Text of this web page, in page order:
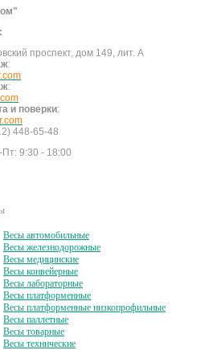
проспект, дом 149, лит. А
:
:
и поверки:
448-65-48
Пт: 9:30 - 18:00
Весы автомобильные
Весы железнодорожные
Весы медицинские
Весы конвейерные
Весы лабораторные
Весы платформенные
Весы платформенные низкопрофильные
Весы паллетные
Весы товарные
Весы технические